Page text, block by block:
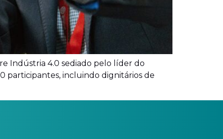
Indústria 4.0 sediado pelo líder do
participantes, incluindo dignitários de